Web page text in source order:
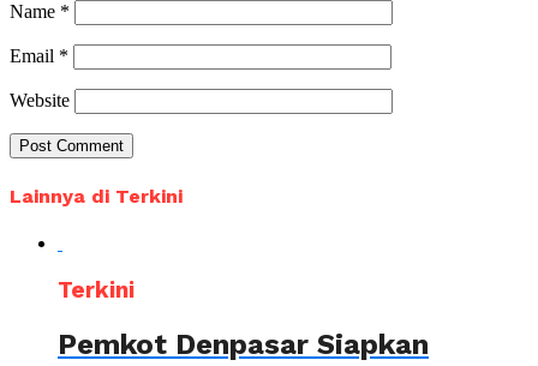
Name *
Email *
Website
Lainnya di Terkini
Terkini
Pemkot Denpasar Siapkan